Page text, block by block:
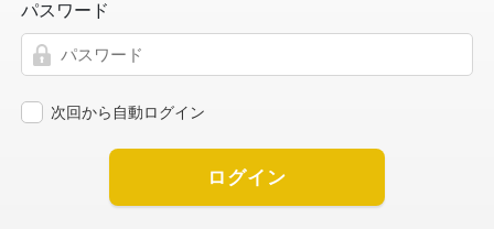
パスワード
次回から自動ログイン